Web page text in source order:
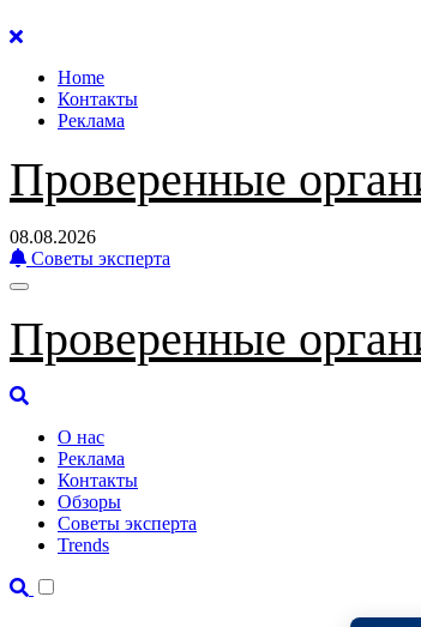
Перейти
содержанию
Home
Контакты
Реклама
Проверенные
08.08.2026
Советы эксперта
Проверенные
О нас
Реклама
Контакты
Обзоры
Советы эксперта
Trends